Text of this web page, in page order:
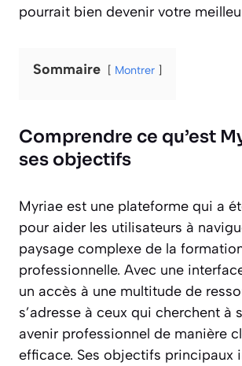
pourrait bien devenir votre
Sommaire Montrer
Comprendre ce qu’est
ses objectifs
Myriae est une plateforme qui a
pour aider les utilisateurs à
paysage complexe de la
professionnelle. Avec une
un accès à une multitude de
s’adresse à ceux qui cherchent à
avenir professionnel de manière
efficace. Ses objectifs principaux